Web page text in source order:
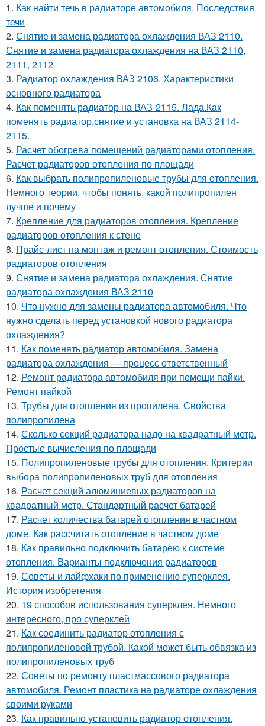
1. Как найти течь в радиаторе автомобиля. Последствия
течи
2. Снятие и замена радиатора охлаждения ВАЗ 2110.
Снятие и замена радиатора охлаждения на ВАЗ 2110,
2111, 2112
3. Радиатор охлаждения ВАЗ 2106. Характеристики
основного радиатора
4. Как поменять радиатор на ВАЗ-2115. Лада.Как
поменять радиатор,снятие и установка на ВАЗ 2114-
2115.
5. Расчет обогрева помещений радиаторами отопления.
Расчет радиаторов отопления по площади
6. Как выбрать полипропиленовые трубы для отопления.
Немного теории, чтобы понять, какой полипропилен
лучше и почему
7. Крепление для радиаторов отопления. Крепление
радиаторов отопления к стене
8. Прайс-лист на монтаж и ремонт отопления. Стоимость
радиаторов отопления
9. Снятие и замена радиатора охлаждения. Снятие
радиатора охлаждения ВАЗ 2110
10. Что нужно для замены радиатора автомобиля. Что
нужно сделать перед установкой нового радиатора
охлаждения?
11. Как поменять радиатор автомобиля. Замена
радиатора охлаждения — процесс ответственный
12. Ремонт радиатора автомобиля при помощи пайки.
Ремонт пайкой
13. Трубы для отопления из пропилена. Свойства
полипропилена
14. Сколько секций радиатора надо на квадратный метр.
Простые вычисления по площади
15. Полипропиленовые трубы для отопления. Критерии
выбора полипропиленовых труб для отопления
16. Расчет секций алюминиевых радиаторов на
квадратный метр. Стандартный расчет батарей
17. Расчет количества батарей отопления в частном
доме. Как рассчитать отопление в частном доме
18. Как правильно подключить батарею к системе
отопления. Варианты подключения радиаторов
19. Советы и лайфхаки по применению суперклея.
История изобретения
20. 19 способов использования суперклея. Немного
интересного, про суперклей
21. Как соединить радиатор отопления с
полипропиленовой трубой. Какой может быть обвязка из
полипропиленовых труб
22. Советы по ремонту пластмассового радиатора
автомобиля. Ремонт пластика на радиаторе охлаждения
своими руками
23. Как правильно установить радиатор отопления.